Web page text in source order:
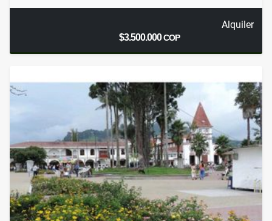
Alquiler
$3.500.000COP